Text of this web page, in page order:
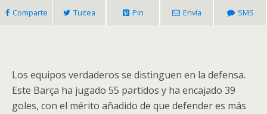
Comparte Tuitea Pin Envía SMS
Los equipos verdaderos se distinguen en la defensa.
Este Barça ha jugado 55 partidos y ha encajado 39
goles, con el mérito añadido de que defender es más